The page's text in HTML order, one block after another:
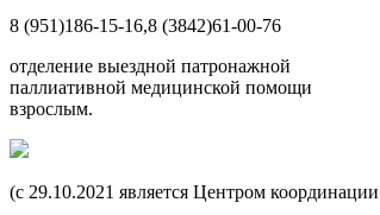
8 (951)186-15-16,8 (3842)61-00-76
отделение выездной патронажной
паллиативной медицинской помощи
взрослым.
(с 29.10.2021 является Центром